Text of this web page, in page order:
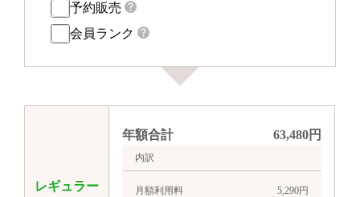
予約販売
会員ランク
レギュラー
年額合計 63,480円
内訳
月額利用料 5,290円